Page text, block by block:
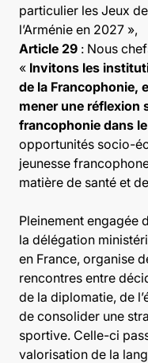
particulier les Jeux
l’Arménie en 2027 »,
Article 29 : Nous
« Invitons les
de la Francophonie,
mener une réflexion
francophonie dans
opportunités socio-
jeunesse
matière de santé et
Pleinement engagée
la délégation
en France, organise
rencontres entre
de la diplomatie, de
de consolider une
sportive. Celle-ci
valorisation de la